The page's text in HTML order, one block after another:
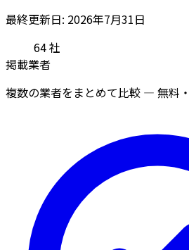
最終更新日: 2026年7月31日
64社
掲載業者
複数の業者をまとめて比較 — 無料